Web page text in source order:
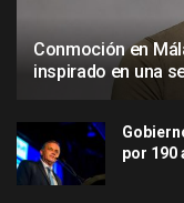
Conmoción en
inspirado en una
por 190